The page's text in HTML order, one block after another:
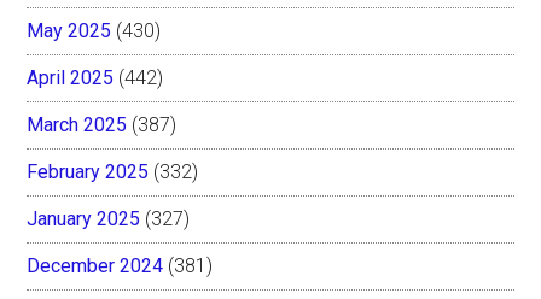
May 2025 (430)
April 2025 (442)
March 2025 (387)
February 2025 (332)
January 2025 (327)
December 2024 (381)